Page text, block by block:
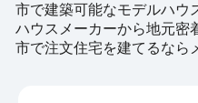
市で建築可能なモデルハ
ハウスメーカーから地元密
市で注文住宅を建てるなら